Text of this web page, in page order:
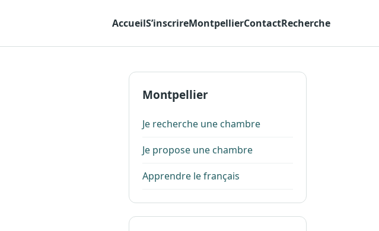
AccueilS’inscrireMontpellierContactRecherche
Montpellier
Je recherche une chambre
Je propose une chambre
Apprendre le français